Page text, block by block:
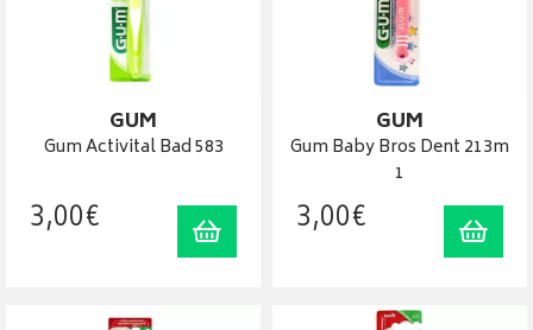
GUM
Gum Activital Bad 583
3,00€ Ajouter au panier
GUM
Gum Baby Bros Dent 213m
1
3,00€